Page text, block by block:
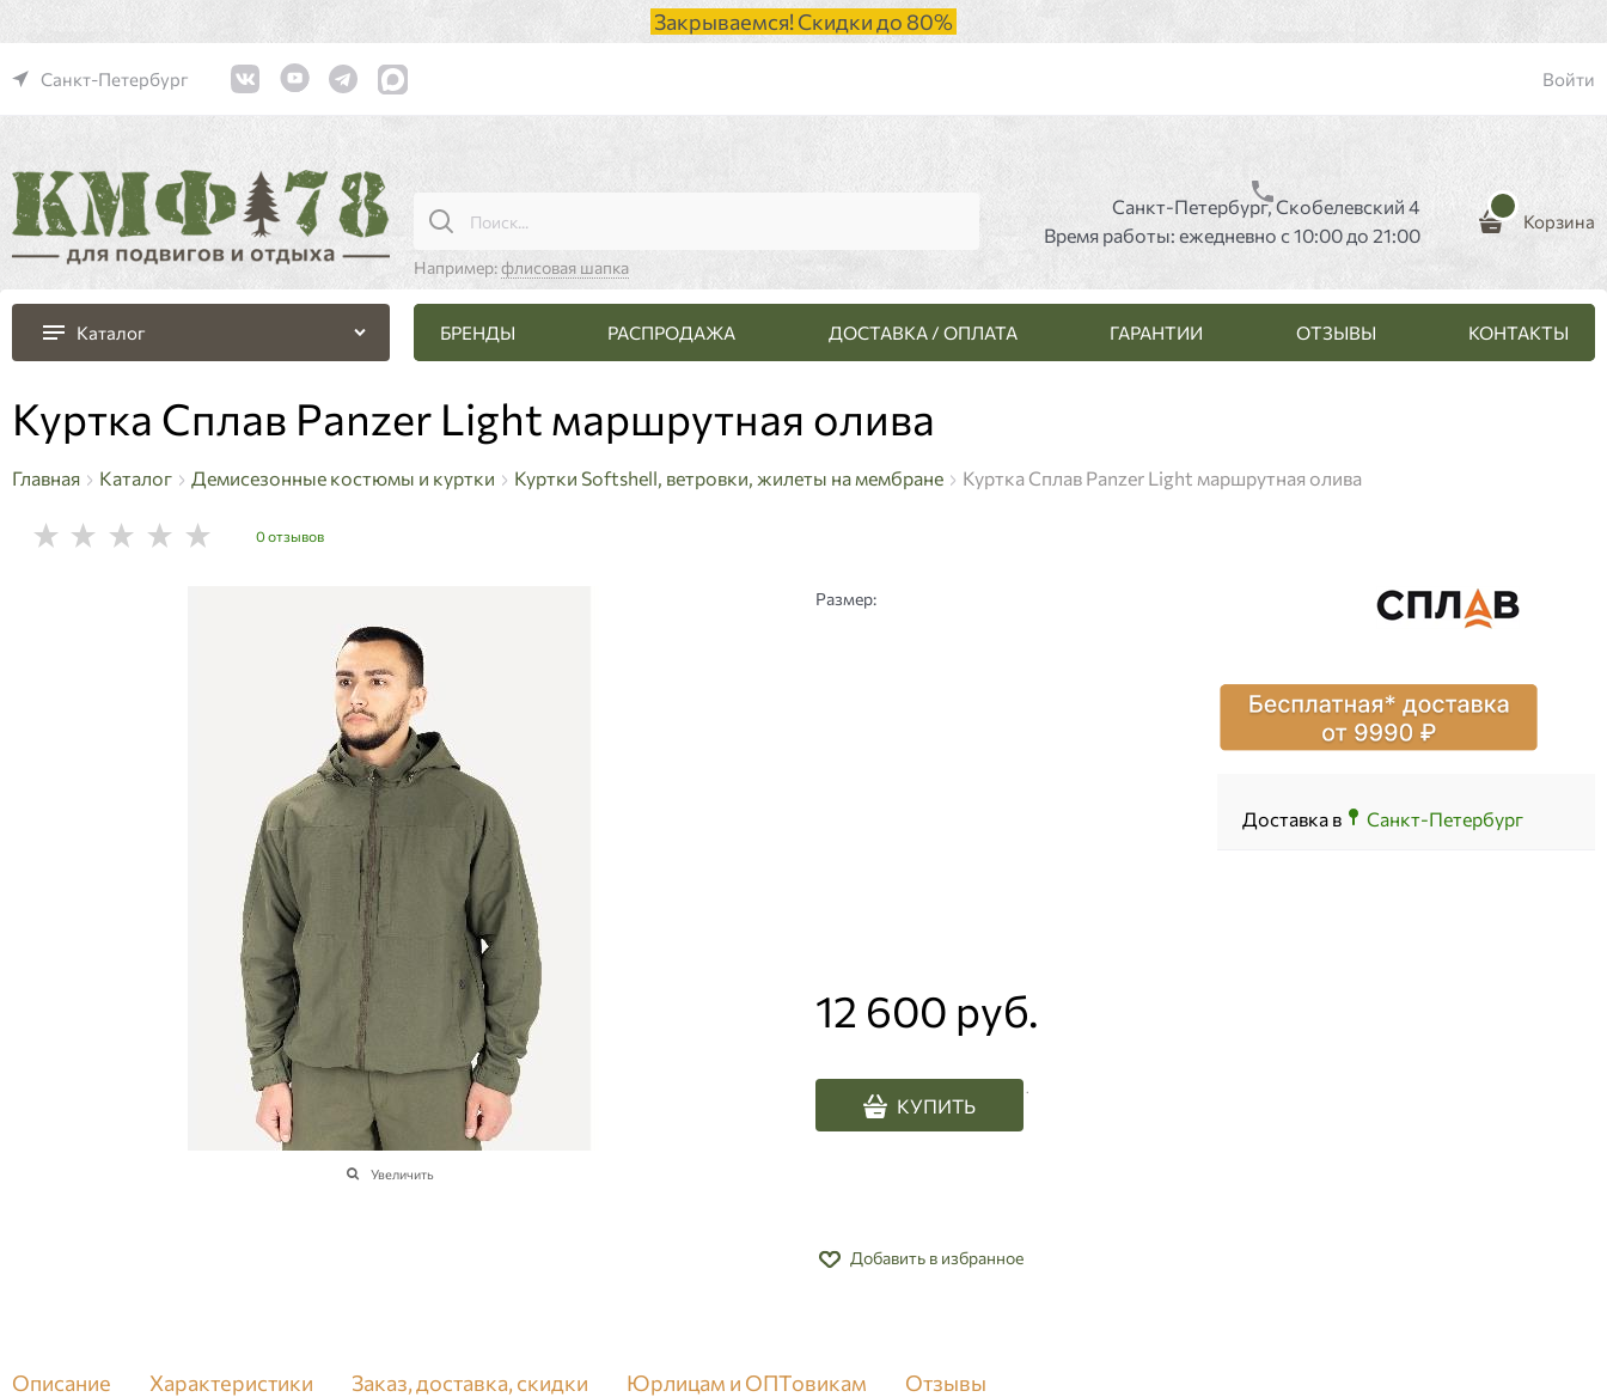
Закрываемся! Скидки до 80%
Санкт-Петербург Войти
Например:флисовая шапка
Санкт-Петербург, Скобелевский 4
Время работы: ежедневно с 10:00 до 21:00
Корзина
Каталог БРЕНДЫ РАСПРОДАЖА ДОСТАВКА / ОПЛАТА ГАРАНТИИ ОТЗЫВЫ КОНТАКТЫ
Куртка Сплав Panzer Light маршрутная олива
Главная Каталог Демисезонные костюмы и куртки Куртки Softshell, ветровки, жилеты на мембране Куртка Сплав Panzer Light маршрутная олива
0 отзывов
Увеличить
Размер:
12 600 руб.
КУПИТЬ
Добавить в избранное
Доставка в Санкт-Петербург
Описание Характеристики Заказ, доставка, скидки Юрлицам и ОПТовикам Отзывы